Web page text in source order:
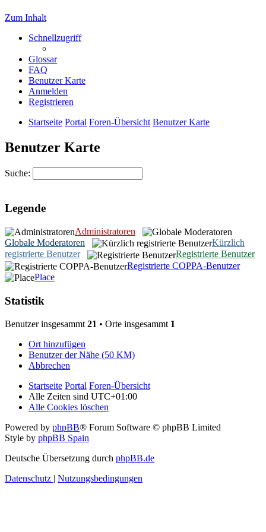
Zum Inhalt
Schnellzugriff
Glossar
FAQ
Benutzer Karte
Anmelden
Registrieren
Startseite Portal Foren-Übersicht Benutzer Karte
Benutzer Karte
Suche:
Legende
Administratoren
Globale Moderatoren
Kürzlich
registrierte Benutzer
Registrierte Benutzer
Registrierte COPPA-Benutzer
Place
Statistik
Benutzer insgesammt 21 • Orte insgesammt 1
Ort hinzufügen
Benutzer der Nähe (50 KM)
Abbrechen
Startseite Portal Foren-Übersicht
Alle Zeiten sind UTC+01:00
Alle Cookies löschen
Powered by phpBB® Forum Software © phpBB Limited
Style by phpBB Spain
Deutsche Übersetzung durch phpBB.de
Datenschutz | Nutzungsbedingungen